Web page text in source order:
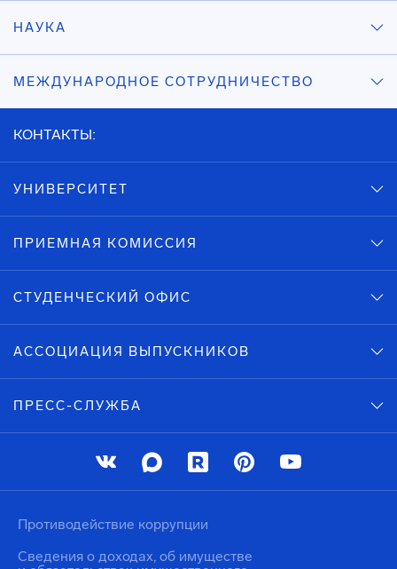
НАУКА
МЕЖДУНАРОДНОЕ СОТРУДНИЧЕСТВО
КОНТАКТЫ:
УНИВЕРСИТЕТ
ПРИЕМНАЯ КОМИССИЯ
СТУДЕНЧЕСКИЙ ОФИС
АССОЦИАЦИЯ ВЫПУСКНИКОВ
ПРЕСС-СЛУЖБА
Противодействие коррупции
Сведения о доходах, об имуществе